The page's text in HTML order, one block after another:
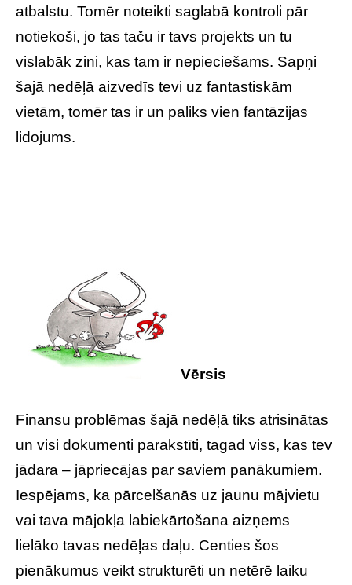
atbalstu. Tomēr noteikti saglabā kontroli pār
notiekoši, jo tas taču ir tavs projekts un tu
vislabāk zini, kas tam ir nepieciešams. Sapņi
šajā nedēļā aizvedīs tevi uz fantastiskām
vietām, tomēr tas ir un paliks vien fantāzijas
lidojums.
Vērsis
Finansu problēmas šajā nedēļā tiks atrisinātas
un visi dokumenti parakstīti, tagad viss, kas tev
jādara – jāpriecājas par saviem panākumiem.
Iespējams, ka pārcelšanās uz jaunu mājvietu
vai tava mājokļa labiekārtošana aizņems
lielāko tavas nedēļas daļu. Centies šos
pienākumus veikt strukturēti un netērē laiku